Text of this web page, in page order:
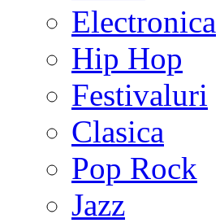
Electronica
Hip Hop
Festivaluri
Clasica
Pop Rock
Jazz